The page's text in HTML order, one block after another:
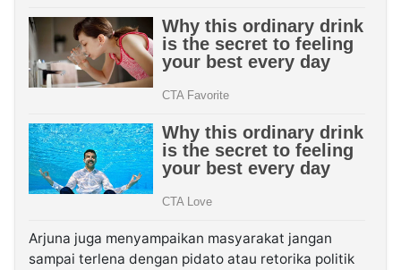
Arjuna juga menyampaikan masyarakat jangan
sampai terlena dengan pidato atau retorika politik